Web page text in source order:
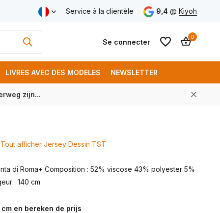
gratuite à partir de € 250 (FR)
Service à la clientèle 9,4 @ Kiyoh
Se connecter
0
LIVRES AVEC DES MODELES NEWSLETTER
zijn...
Tout afficher Jersey Dessin TST
di Roma+ Composition : 52% viscose 43% polyester 5%
: 140 cm
en bereken de prijs